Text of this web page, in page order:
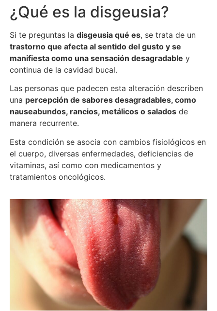
¿Qué es la disgeusia?
Si te preguntas la disgeusia qué es, se trata de un
trastorno que afecta al sentido del gusto y se
manifiesta como una sensación desagradable y
continua de la cavidad bucal.
Las personas que padecen esta alteración describen
una percepción de sabores desagradables, como
nauseabundos, rancios, metálicos o salados de
manera recurrente.
Esta condición se asocia con cambios fisiológicos en
el cuerpo, diversas enfermedades, deficiencias de
vitaminas, así como con medicamentos y
tratamientos oncológicos.